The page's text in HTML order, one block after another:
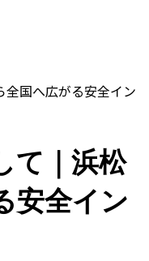
国へ広がる安全イン
て｜浜松
安全イン